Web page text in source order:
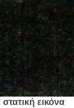
στατική εικόνα